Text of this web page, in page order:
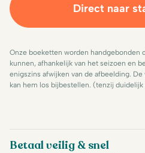
Onze boeketten worden handgebonden
kunnen, afhankelijk van het seizoen en
enigszins afwijken van de afbeelding.
kan hem los bijbestellen. (tenzij
Betaal veilig & snel